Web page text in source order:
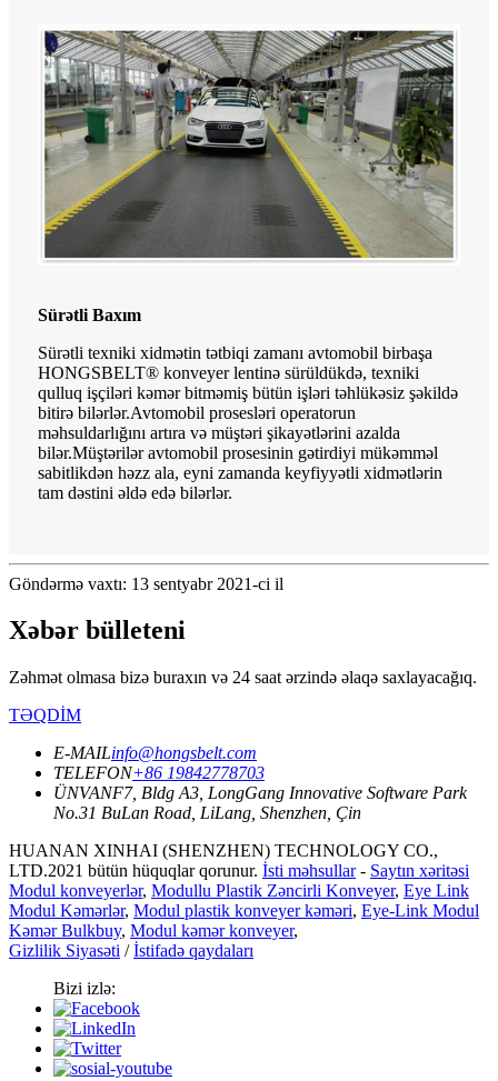
Sürətli Baxım
Sürətli texniki xidmətin tətbiqi zamanı avtomobil birbaşa
HONGSBELT® konveyer lentinə sürüldükdə, texniki
qulluq işçiləri kəmər bitməmiş bütün işləri təhlükəsiz şəkildə
bitirə bilərlər.Avtomobil prosesləri operatorun
məhsuldarlığını artıra və müştəri şikayətlərini azalda
bilər.Müştərilər avtomobil prosesinin gətirdiyi mükəmməl
sabitlikdən həzz ala, eyni zamanda keyfiyyətli xidmətlərin
tam dəstini əldə edə bilərlər.
Göndərmə vaxtı: 13 sentyabr 2021-ci il
Xəbər bülleteni
Zəhmət olmasa bizə buraxın və 24 saat ərzində əlaqə saxlayacağıq.
TƏQDİM
E-MAILinfo@hongsbelt.com
TELEFON+86 19842778703
ÜNVANF7, Bldg A3, LongGang Innovative Software Park
No.31 BuLan Road, LiLang, Shenzhen, Çin
HUANAN XINHAI (SHENZHEN) TECHNOLOGY CO.,
LTD.2021 bütün hüquqlar qorunur. İsti məhsullar- Saytın xəritəsi
Modul konveyerlər, Modullu Plastik Zəncirli Konveyer, Eye Link
Modul Kəmərlər, Modul plastik konveyer kəməri, Eye-Link Modul
Kəmər Bulkbuy, Modul kəmər konveyer,
Gizlilik Siyasəti /İstifadə qaydaları
Bizi izlə: